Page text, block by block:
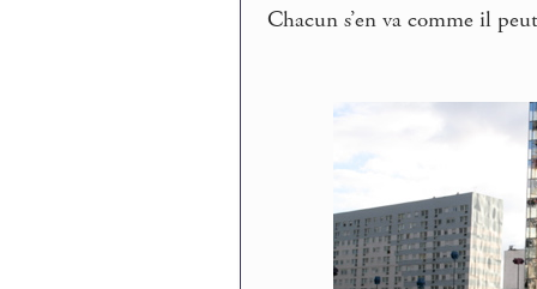
Chacun s’en va comme il